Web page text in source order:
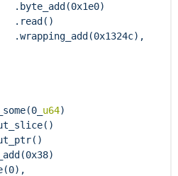
.byte_add(0x1e0)
.read()
.wrapping_add(0x1324c),
u64)